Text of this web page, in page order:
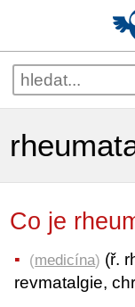
Co je
(medicína) (ř.
revmatalgie,